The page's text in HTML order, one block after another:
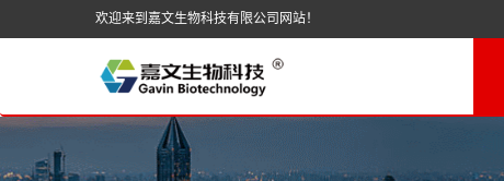
欢迎来到嘉文生物科技有限公司网站！